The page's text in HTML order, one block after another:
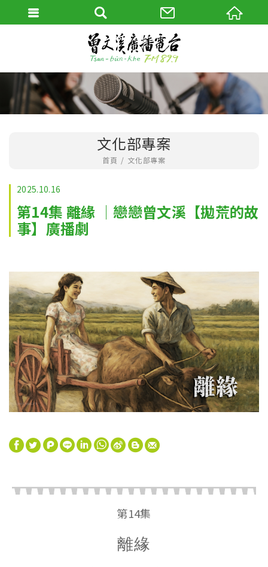
文化部專案
首頁 文化部專案
2025.10.16
第14集 離緣 │戀戀曾文溪【拋荒的故
事】廣播劇
h
第14集
離緣